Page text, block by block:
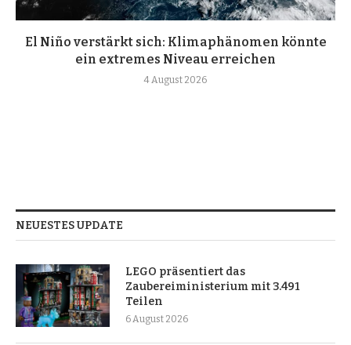
El Niño verstärkt sich: Klimaphänomen könnte
ein extremes Niveau erreichen
4 August 2026
NEUESTES UPDATE
LEGO präsentiert das
Zaubereiministerium mit 3.491
Teilen
6 August 2026